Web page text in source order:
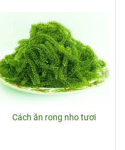
Cách ăn rong nho tươi